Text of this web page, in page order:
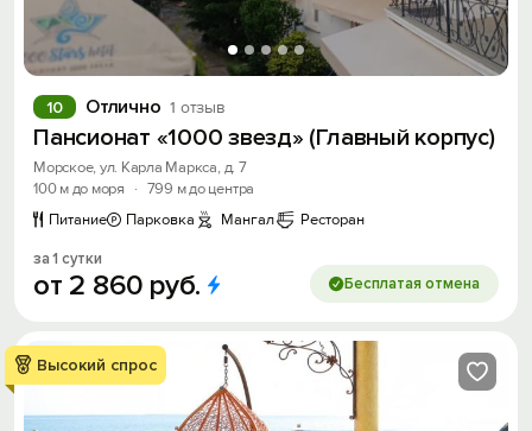
Отлично 1 отзыв
10
Пансионат «1000 звезд» (Главный корпус)
Морское, ул. Карла Маркса, д. 7
100 м до моря
· 799 м до центра
Питание
Парковка Мангал Ресторан
за 1 сутки
от 2 860 руб. Бесплатая отмена
Высокий спрос